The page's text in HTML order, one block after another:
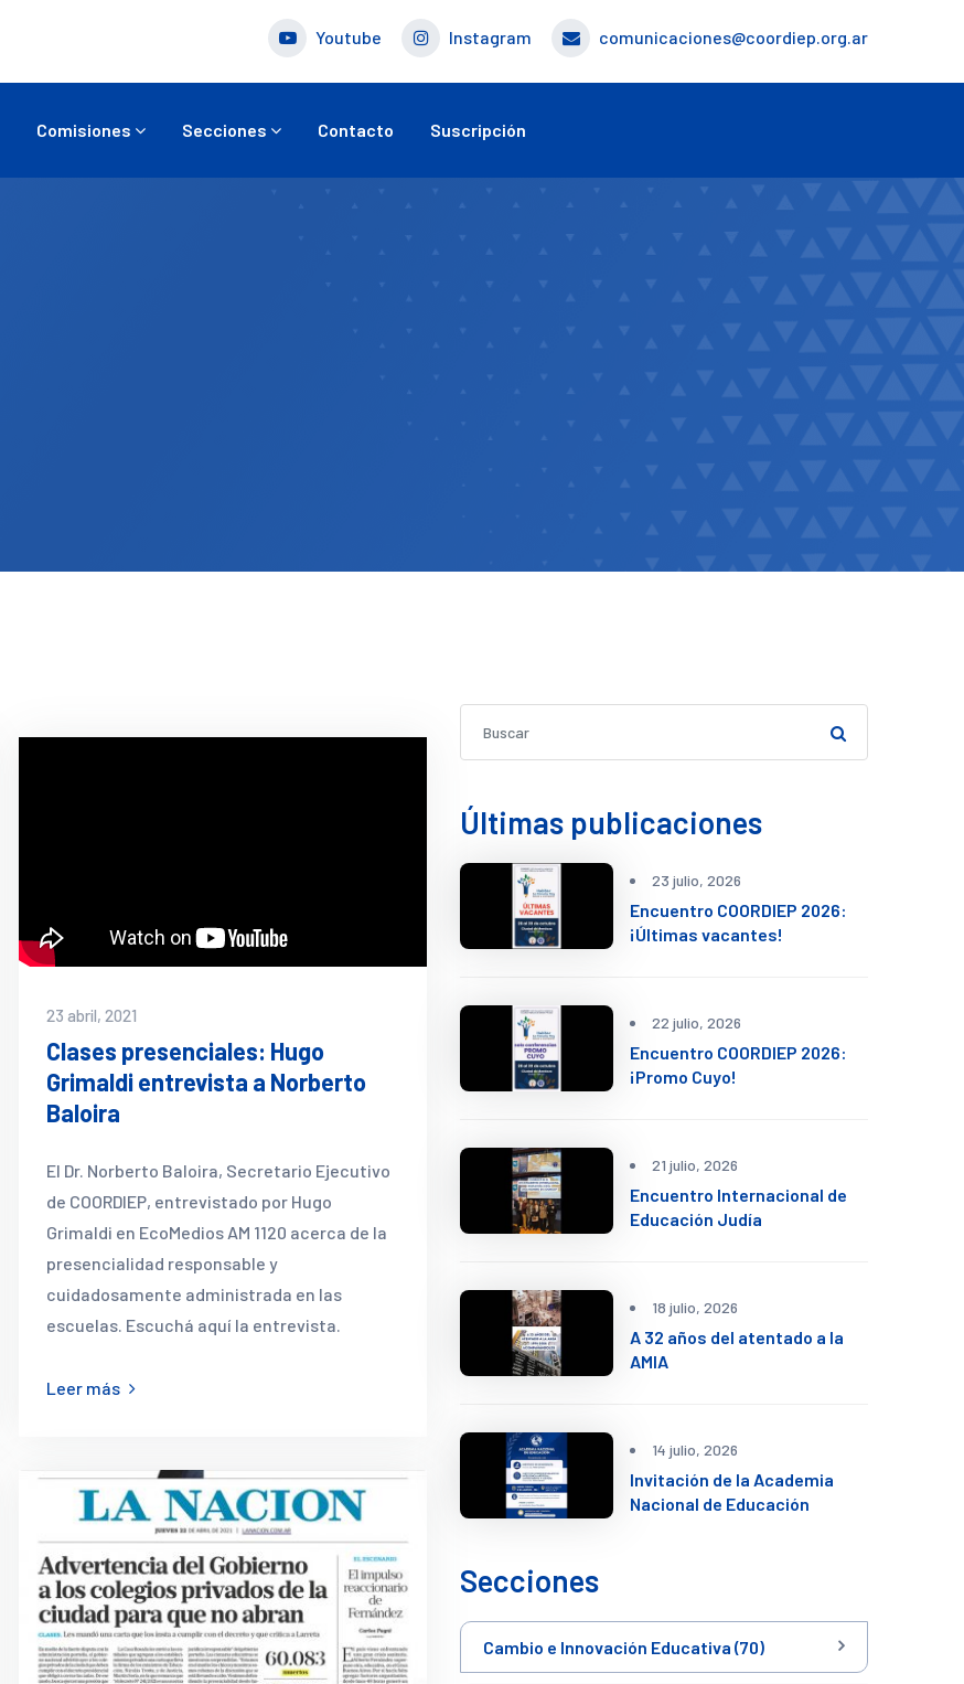
Youtube Instagram comunicaciones@coordiep.org.ar
Comisiones Secciones Contacto Suscripción
23 abril, 2021
Clases presenciales: Hugo
Grimaldi entrevista a Norberto
Baloira
El Dr. Norberto Baloira, Secretario Ejecutivo
de COORDIEP, entrevistado por Hugo
Grimaldi en EcoMedios AM 1120 acerca de la
presencialidad responsable y
cuidadosamente administrada en las
escuelas. Escuchá aquí la entrevista.
Leer más
Últimas publicaciones
23 julio, 2026
Encuentro COORDIEP 2026:
¡Últimas vacantes!
22 julio, 2026
Encuentro COORDIEP 2026:
¡Promo Cuyo!
21 julio, 2026
Encuentro Internacional de
Educación Judía
18 julio, 2026
A 32 años del atentado a la
AMIA
14 julio, 2026
Invitación de la Academia
Nacional de Educación
Secciones
Cambio e Innovación Educativa (70)